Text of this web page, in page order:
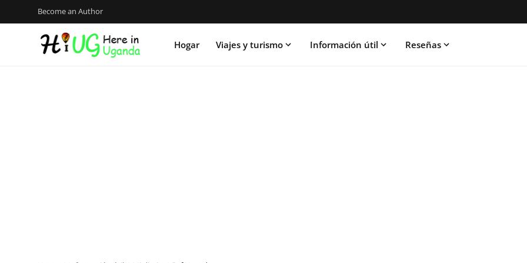
Become an Author
Hogar Viajes y turismo Información útil Reseñas